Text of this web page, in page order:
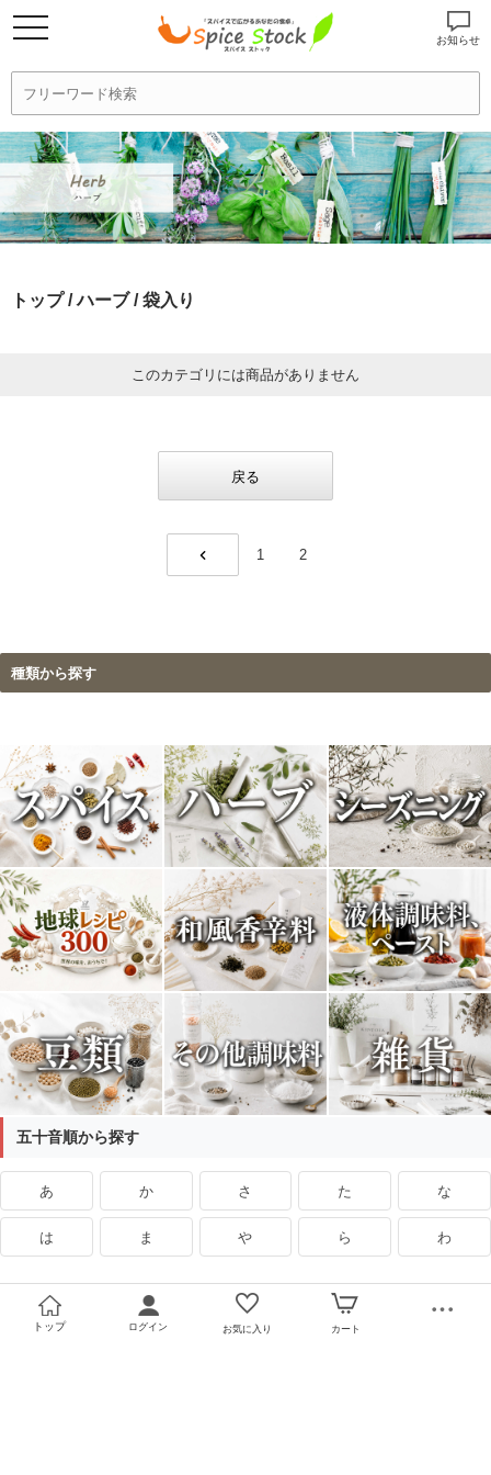
お知らせ
トップ/ハーブ/ 袋入り
このカテゴリには商品がありません
戻る
1 2
種類から探す
五十音順から探す
あ か さ た な
は ま や ら わ
トップ ログイン お気に入り カート